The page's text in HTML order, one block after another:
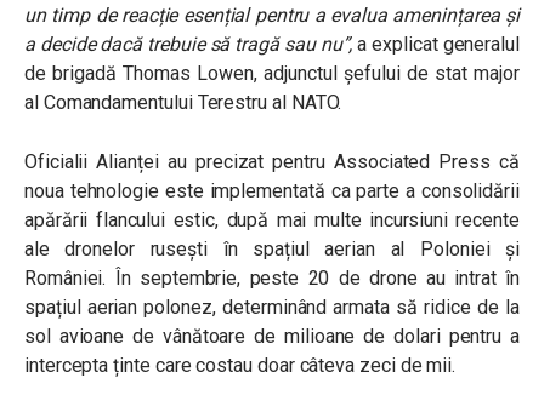
un timp de reacție esențial pentru a evalua amenințarea și
a decide dacă trebuie să tragă sau nu”, a explicat generalul
de brigadă Thomas Lowen, adjunctul șefului de stat major
al Comandamentului Terestru al NATO.
Oficialii Alianței au precizat pentru Associated Press că
noua tehnologie este implementată ca parte a consolidării
apărării flancului estic, după mai multe incursiuni recente
ale dronelor rusești în spațiul aerian al Poloniei și
României. În septembrie, peste 20 de drone au intrat în
spațiul aerian polonez, determinând armata să ridice de la
sol avioane de vânătoare de milioane de dolari pentru a
intercepta ținte care costau doar câteva zeci de mii.